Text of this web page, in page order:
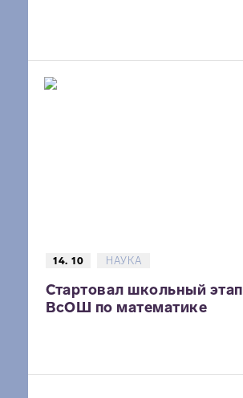
14. 10 НАУКА
Стартовал школьный этап
ВсОШ по математике